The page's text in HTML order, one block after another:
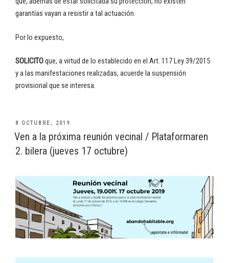
garantías vayan a resistir a tal actuación.
Por lo expuesto,
SOLICITOque, a virtud de lo establecido en el Art. 117 Ley 39/2015
y a las manifestaciones realizadas, acuerde la suspensión
provisional que se interesa.
PUBLICADO
EL
8 OCTUBRE, 2019
Ven a la próxima reunión vecinal / Plataformaren
2. bilera (jueves 17 octubre)